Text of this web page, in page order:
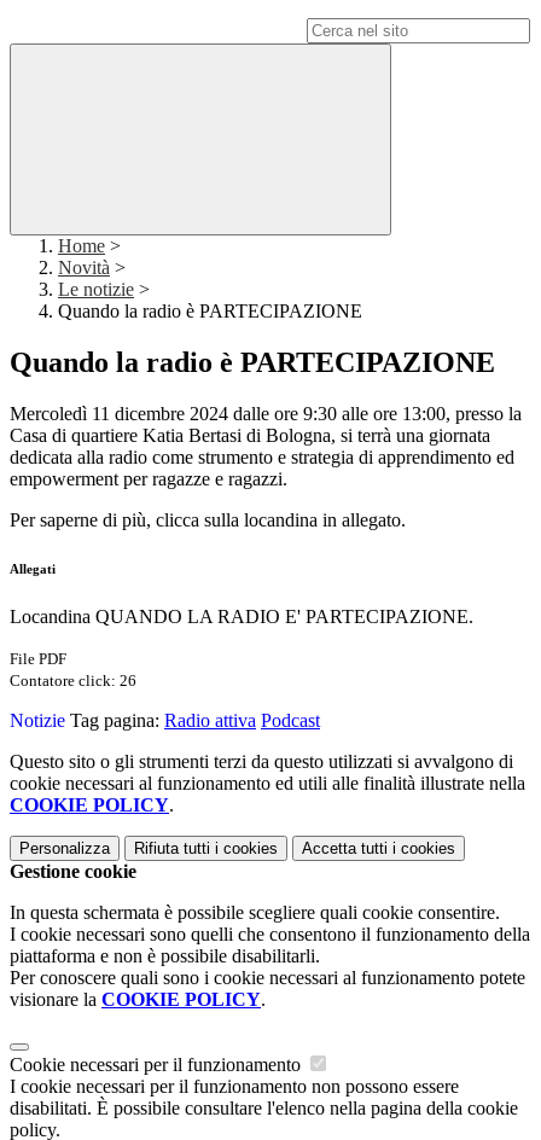
Home >
Novità >
Le notizie >
Quando la radio è PARTECIPAZIONE
Quando la radio è PARTECIPAZIONE
Mercoledì 11 dicembre 2024 dalle ore 9:30 alle ore 13:00, presso la
Casa di quartiere Katia Bertasi di Bologna, si terrà una giornata
dedicata alla radio come strumento e strategia di apprendimento ed
empowerment per ragazze e ragazzi.
Per saperne di più, clicca sulla locandina in allegato.
Allegati
Locandina QUANDO LA RADIO E' PARTECIPAZIONE.
File PDF
Contatore click: 26
Notizie Tag pagina: Radio attiva Podcast
Questo sito o gli strumenti terzi da questo utilizzati si avvalgono di
cookie necessari al funzionamento ed utili alle finalità illustrate nella
COOKIE POLICY.
Personalizza Rifiuta tutti i cookies Accetta tutti i cookies
Gestione cookie
In questa schermata è possibile scegliere quali cookie consentire.
I cookie necessari sono quelli che consentono il funzionamento della
piattaforma e non è possibile disabilitarli.
Per conoscere quali sono i cookie necessari al funzionamento potete
visionare la COOKIE POLICY.
Cookie necessari per il funzionamento
I cookie necessari per il funzionamento non possono essere
disabilitati. È possibile consultare l'elenco nella pagina della cookie
policy.